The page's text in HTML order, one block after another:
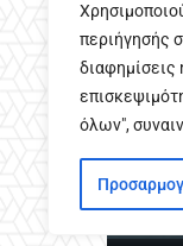
περιήγησής
διαφημίσεις
όλων",